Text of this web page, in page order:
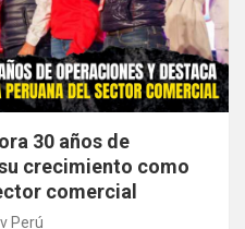
30 años de
crecimiento como
comercial
Perú